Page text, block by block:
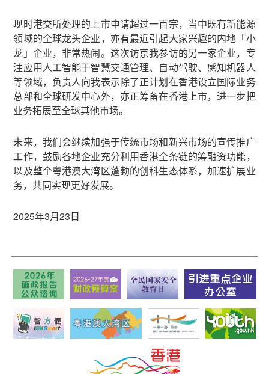
现时港交所处理的上市申请超过一百宗，当中既有新能源
领域的全球龙头企业，亦有最近引起大家兴趣的内地「小
龙」企业，非常热闹。这次访京我参访的另一家企业，专
注应用人工智能于智慧交通管理、自动驾驶、感知机器人
等领域，负责人向我表示除了正计划在香港设立国际业务
总部和全球研发中心外，亦正筹备在香港上市，进一步把
业务拓展至全球其他市场。
未来，我们会继续加强于传统市场和新兴市场的宣传推广
工作，鼓励各地企业充分利用香港全条链的筹融资功能，
以及整个粤港澳大湾区蓬勃的创科生态体系，加速扩展业
务，共同实现更好发展。
2025年3月23日